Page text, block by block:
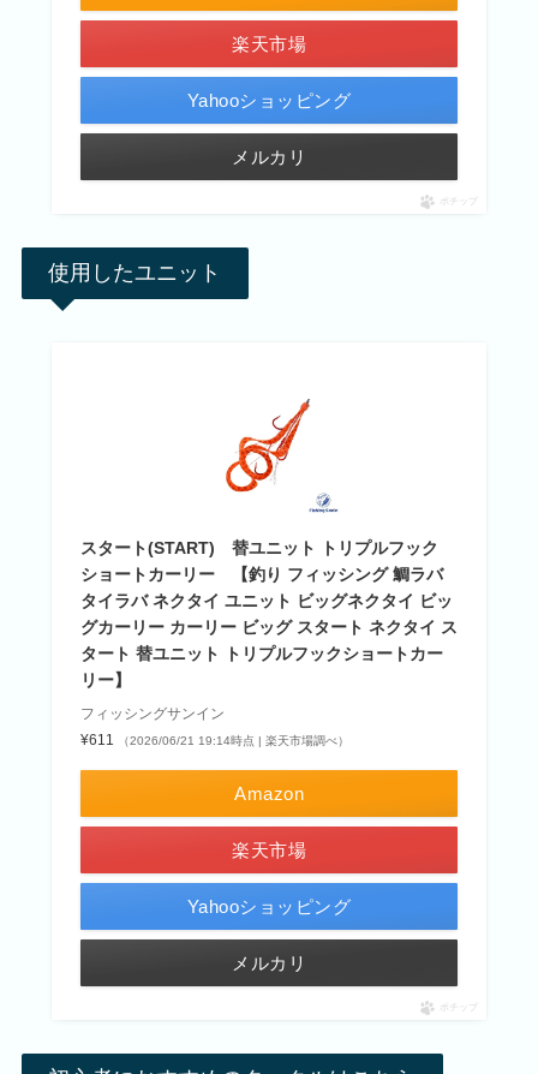
楽天市場
Yahooショッピング
メルカリ
ポチップ
使用したユニット
スタート(START) 替ユニット トリプルフック
ショートカーリー 【釣り フィッシング 鯛ラバ
タイラバ ネクタイ ユニット ビッグネクタイ ビッ
グカーリー カーリー ビッグ スタート ネクタイ ス
タート 替ユニット トリプルフックショートカー
リー】
フィッシングサンイン
¥611
（2026/06/21 19:14時点 | 楽天市場調べ）
Amazon
楽天市場
Yahooショッピング
メルカリ
ポチップ